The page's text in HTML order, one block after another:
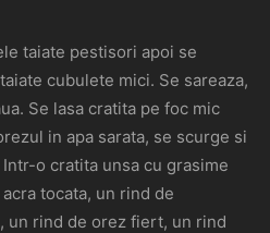
taiate pestisori apoi se
cubulete mici. Se sareaza,
Se lasa cratita pe foc mic
in apa sarata, se scurge si
o cratita unsa cu grasime
tocata, un rind de
un rind de orez fiert, un rind